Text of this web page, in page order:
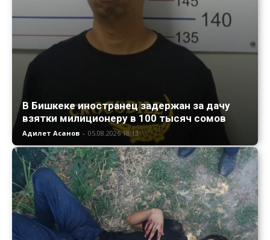
В Бишкеке иностранец задержан за дачу
взятки милиционеру в 100 тысяч сомов
Адилет Асанов - 05.08.2026 18:13